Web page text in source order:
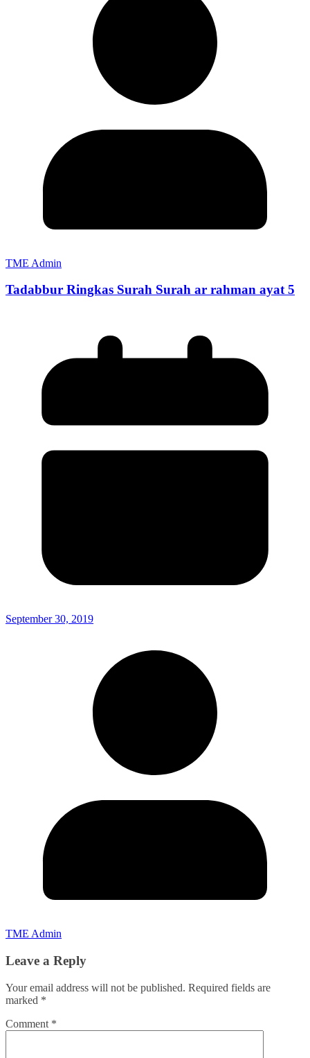
TME Admin
Tadabbur Ringkas Surah Surah ar rahman ayat 5
September 30, 2019
TME Admin
Leave a Reply
Your email address will not be published. Required fields are
marked *
Comment *